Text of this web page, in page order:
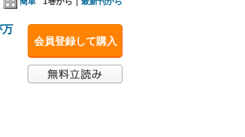
、
会員登録して購入